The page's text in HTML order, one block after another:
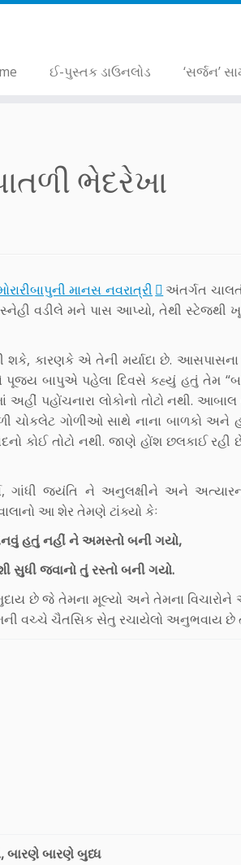
ઈ-પુસ્તક ડાઉનલોડ ‘સર્જન’
ભેદરેખા
માનસ નવરાત્રી
અંતર્ગત
સ્નેહી વડીલે મને પાસ આપ્યો, તેથી
કારણકે એ તેની મર્યાદા છે.
બાપુએ પહેલા દિવસે કહ્યું હતું તેમ
પહોંચનારા લોકોનો તોટો નથી. આબાલ
ચોકલેટ ગોળીઓ સાથે નાના બાળકો અને
કોઈ તોટો નથી. જાણે હોંશ છલકાઈ
જયંતિ ને અનુલક્ષીને અને
આ શેર તેમણે ટાંક્યો કેઃ
હતું નહીં ને અમસ્તો બની ગયો,
જવાનો તું રસ્તો બની ગયો.
છે જે તેમના મૂલ્યો અને તેમના
વચ્ચે ચૈતસિક સેતુ રચાયેલો અનુભવાય છે
બારણે બારણે બુધ્ધ